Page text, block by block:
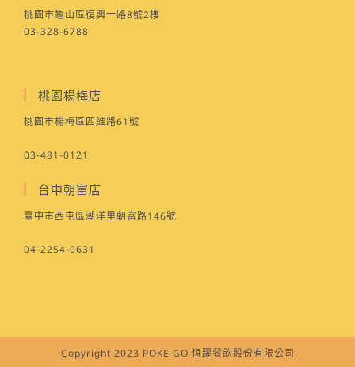
桃園市龜山區復興一路8號2樓
03-328-6788
桃園楊梅店
桃園市楊梅區四維路61號
03-481-0121
台中朝富店
臺中市西屯區潮洋里朝富路146號
04-2254-0631
Copyright 2023 POKE GO 恆躍餐飲股份有限公司